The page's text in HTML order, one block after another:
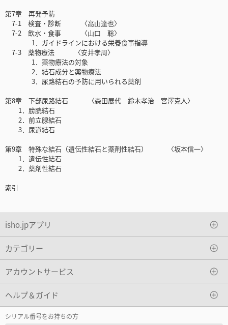
第7章 再発予防
7-1 検査・診断 〈高山達也〉
7-2 飲水・食事 〈山口 聡〉
1．ガイドラインにおける栄養食事指導
7-3 薬物療法 〈安井孝周〉
1．薬物療法の対象
2．結石成分と薬物療法
3．尿路結石の予防に用いられる薬剤
第8章 下部尿路結石 〈森田展代 鈴木孝治 宮澤克人〉
1．膀胱結石
2．前立腺結石
3．尿道結石
第9章 特殊な結石（遺伝性結石と薬剤性結石） 〈坂本信一〉
1．遺伝性結石
2．薬剤性結石
索引
isho.jpアプリ
カテゴリー
アカウントサービス
ヘルプ＆ガイド
シリアル番号をお持ちの方